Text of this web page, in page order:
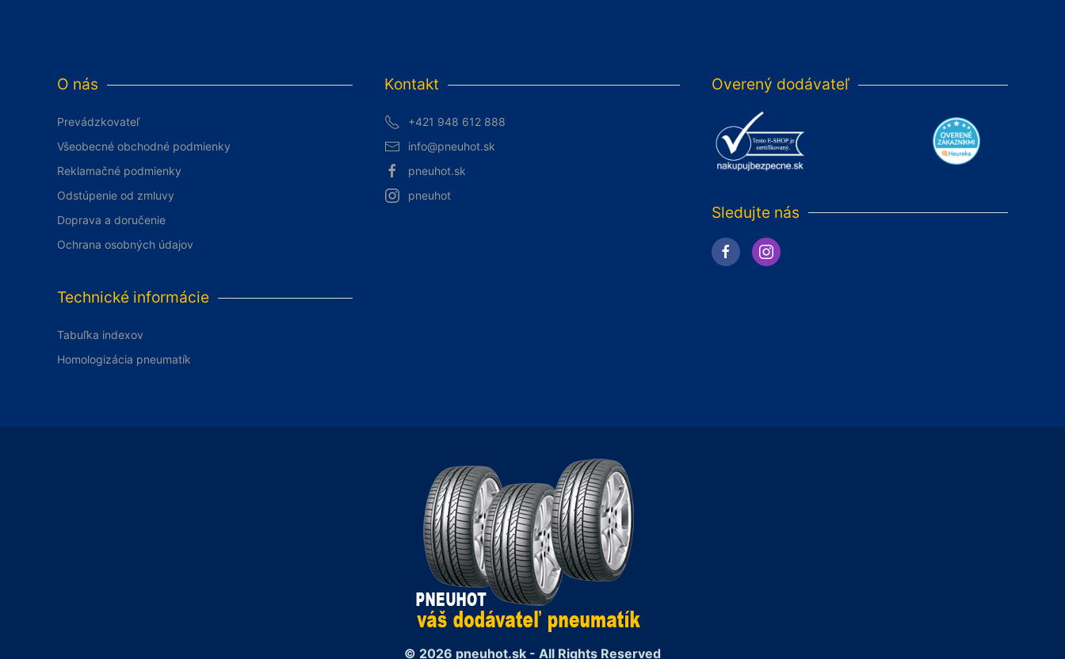
O nás
Prevádzkovateľ
Všeobecné obchodné podmienky
Reklamačné podmienky
Odstúpenie od zmluvy
Doprava a doručenie
Ochrana osobných údajov
Technické informácie
Tabuľka indexov
Homologizácia pneumatík
Kontakt
+421 948 612 888
info@pneuhot.sk
pneuhot.sk
pneuhot
Overený dodávateľ
Sledujte nás
© 2026 pneuhot.sk - All Rights Reserved